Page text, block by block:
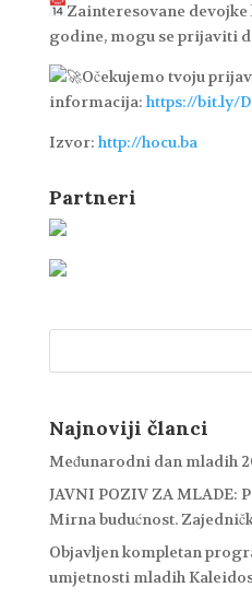
Zainteresovane devojke
godine, mogu se prijaviti
Očekujemo tvoju
informacija:https://bit.ly/
Izvor:http://hocu.ba
Partneri
Najnoviji članci
Međunarodni dan mladih
JAVNI POZIV ZA MLADE:
Mirna budućnost.
Objavljen kompletan
umjetnosti mladih